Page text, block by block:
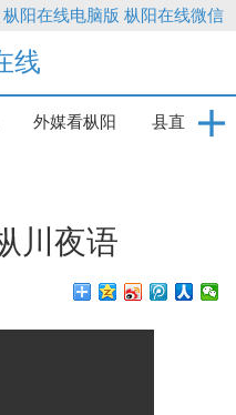
枞阳在线电脑版 枞阳在线微信
线
外媒看枞阳 县直
川夜语